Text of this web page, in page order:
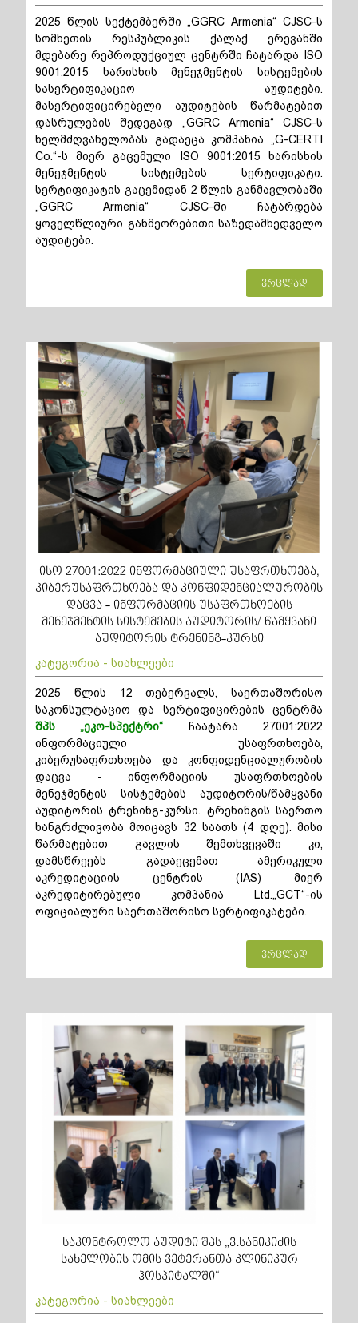
2025 წლის სექტემბერში „GGRC Armenia“ CJSC-ს
სომხეთის რესპუბლიკის ქალაქ ერევანში
მდებარე რეპროდუქციულ ცენტრში ჩატარდა ISO
9001:2015 ხარისხის მენეჯმენტის სისტემების
სასერტიფიკაციო აუდიტები.
მასერტიფიცირებელი აუდიტების წარმატებით
დასრულების შედეგად „GGRC Armenia“ CJSC-ს
ხელმძღვანელობას გადაეცა კომპანია „G-CERTI
Co.“-ს მიერ გაცემული ISO 9001:2015 ხარისხის
მენეჯმენტის სისტემების სერტიფიკატი.
სერტიფიკატის გაცემიდან 2 წლის განმავლობაში
„GGRC Armenia“ CJSC-ში ჩატარდება
ყოველწლიური განმეორებითი საზედამხედველო
აუდიტები.
ვრცლად
ისო 27001:2022 ინფორმაციული უსაფრთხოება,
კიბერუსაფრთხოება და კონფიდენციალურობის
დაცვა - ინფორმაციის უსაფრთხოების
მენეჯმენტის სისტემების აუდიტორის/ წამყვანი
აუდიტორის ტრენინგ-კურსი
კატეგორია - სიახლეები
2025 წლის 12 თებერვალს, საერთაშორისო
საკონსულტაციო და სერტიფიცირების ცენტრმა
შპს „ეკო-სპექტრი“ ჩაატარა 27001:2022
ინფორმაციული უსაფრთხოება,
კიბერუსაფრთხოება და კონფიდენციალურობის
დაცვა - ინფორმაციის უსაფრთხოების
მენეჯმენტის სისტემების აუდიტორის/წამყვანი
აუდიტორის ტრენინგ-კურსი. ტრენინგის საერთო
ხანგრძლივობა მოიცავს 32 საათს (4 დღე). მისი
წარმატებით გავლის შემთხვევაში კი,
დამსწრეებს გადაეცემათ ამერიკული
აკრედიტაციის ცენტრის (IAS) მიერ
აკრედიტირებული კომპანია Ltd.„GCT“-ის
ოფიციალური საერთაშორისო სერტიფიკატები.
ვრცლად
საკონტროლო აუდიტი შპს „ვ.სანიკიძის
სახელობის ომის ვეტერანთა კლინიკურ
ჰოსპიტალში“
კატეგორია - სიახლეები